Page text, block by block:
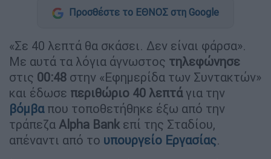
Προσθέστε το ΕΘΝΟΣ στη Google
«Σε 40 λεπτά θα σκάσει. Δεν είναι φάρσα».
Με αυτά τα λόγια άγνωστος τηλεφώνησε
στις 00:48 στην «Εφημερίδα των Συντακτών»
και έδωσε περιθώριο 40 λεπτάγια την
βόμβα που τοποθετήθηκε έξω από την
τράπεζα Alpha Bank επί της Σταδίου,
απέναντι από το υπουργείο Εργασίας.